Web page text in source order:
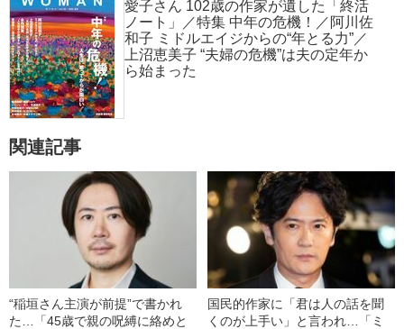
愛子さん 102歳の作家が遺した「終活
ノート」／特集 中年の危機！／阿川佐
和子 ミドルエイジからの“年とる力”／
上沼恵美子 “夫婦の危機”は夫の定年か
ら始まった
関連記事
“稲垣さん主演が前提”で書かれ
た…「45歳で親の呪縛に絡めと
国民的作家に「君は人の話を聞
くのが上手い」と言われ…「ミ